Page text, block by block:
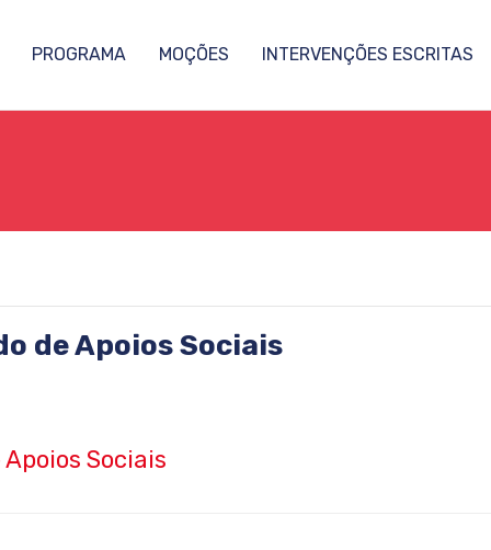
PROGRAMA MOÇÕES INTERVENÇÕES ESCRITAS
de Apoios Sociais
Sociais